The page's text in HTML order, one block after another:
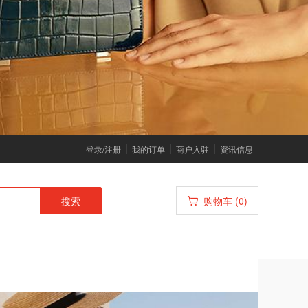
登录/注册 我的订单 商户入驻 资讯信息
搜索 购物车 (0)